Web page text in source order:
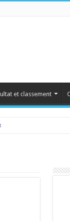
et classement